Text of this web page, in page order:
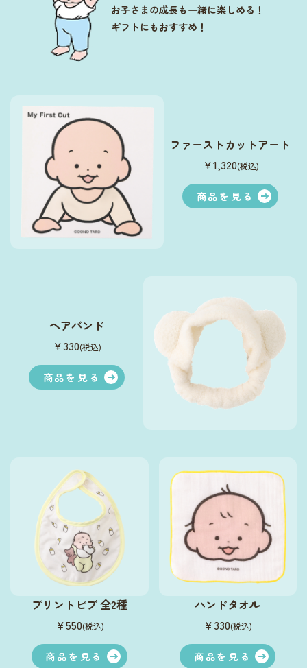
7月15日(水)
お子さまの成長も一緒に楽しめる！
ギフトにもおすすめ！
ファーストカットアート
￥1,320(税込)
商品を見る
ヘアバンド
￥330(税込)
商品を見る
プリントビブ 全2種
￥550(税込)
商品を見る
ハンドタオル
￥330(税込)
商品を見る